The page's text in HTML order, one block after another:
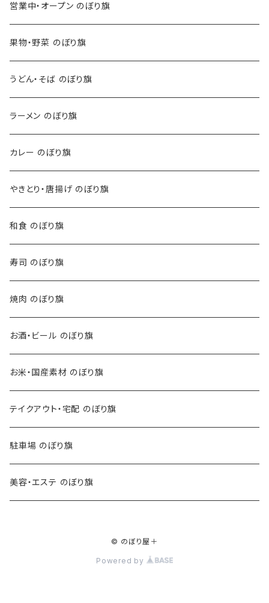
営業中・オープン のぼり旗
果物・野菜 のぼり旗
うどん・そば のぼり旗
ラーメン のぼり旗
カレー のぼり旗
やきとり・唐揚げ のぼり旗
和食 のぼり旗
寿司 のぼり旗
焼肉 のぼり旗
お酒・ビール のぼり旗
お米・国産素材 のぼり旗
テイクアウト・宅配 のぼり旗
駐車場 のぼり旗
美容・エステ のぼり旗
© のぼり屋＋
Powered by